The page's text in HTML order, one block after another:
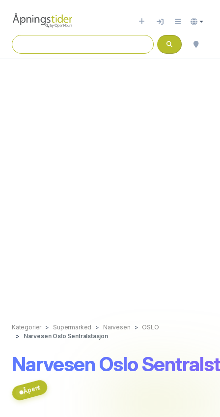
Kategorier Supermarked Narvesen
OSLO
Narvesen Oslo Sentralstasjon
Narvesen Oslo
Åpent